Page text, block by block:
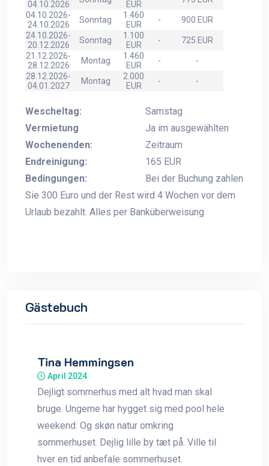
04.10.2026
EUR
04.10.2026-
24.10.2026
Sonntag
1.460
EUR
-
900 EUR
24.10.2026-
20.12.2026
Sonntag
1.100
EUR
-
725 EUR
21.12.2026-
28.12.2026
Montag
1.460
EUR
-
-
28.12.2026-
04.01.2027
Montag
2.000
EUR
- -
Wescheltag:
Samstag
Vermietung
Wochenenden:
Ja im ausgewählten
Zeitraum
Endreinigung:
165 EUR
Bedingungen:
Bei der Buchung zahlen
Sie 300 Euro und der Rest wird 4 Wochen vor dem
Urlaub bezahlt. Alles per Banküberweisung
Gästebuch
Tina Hemmingsen
April 2024
Dejligt sommerhus med alt hvad man skal
bruge. Ungerne har hygget sig med pool hele
weekend. Og skøn natur omkring
sommerhuset. Dejlig lille by tæt på. Ville til
hver en tid anbefale sommerhuset.